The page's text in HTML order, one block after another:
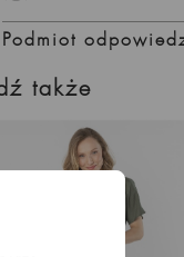
Dopasowany fason
nadając stylizacji
Przewiązanie w talii
podkreślając smukłą
Biel – Symbol Czystości
Biały kolor to nie tylko
Podmiot
także